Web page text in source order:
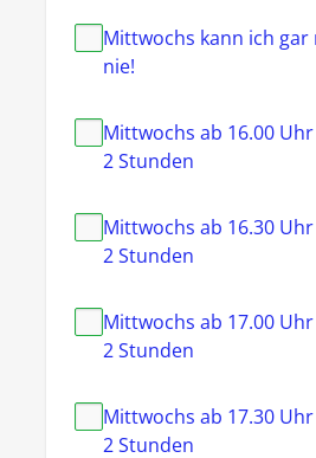
Mittwochs kann ich
nie!
Mittwochs ab 16.00
2 Stunden
Mittwochs ab 16.30
2 Stunden
Mittwochs ab 17.00
2 Stunden
Mittwochs ab 17.30
2 Stunden